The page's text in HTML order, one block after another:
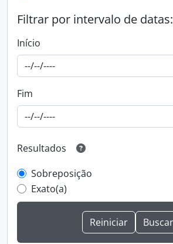
Filtrar por intervalo de datas:
Início
Fim
Resultados
Sobreposição
Exato(a)